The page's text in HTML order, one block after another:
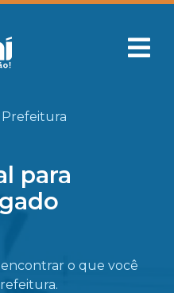
Prefeitura
para
o que você